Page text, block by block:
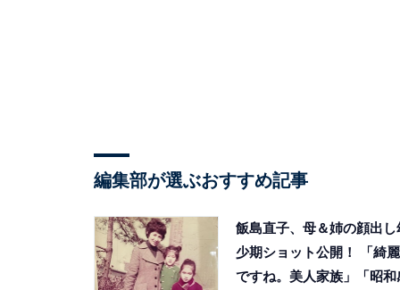
編集部が選ぶおすすめ記事
飯島直子、母＆姉の顔出し
少期ショット公開！ 「綺麗
ですね。美人家族」「昭和